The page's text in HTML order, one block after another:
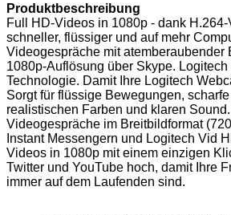
Produktbeschreibung
Full HD-Videos in 1080p - dank
schneller, flüssiger und auf mehr
Videogespräche mit atemberaubender
1080p-Auflösung über Skype.
Technologie. Damit Ihre Logitech
Sorgt für flüssige Bewegungen,
realistischen Farben und klaren
Videogespräche im Breitbildformat
Instant Messengern und Logitech Vid
Videos in 1080p mit einem einzigen
Twitter und YouTube hoch, damit Ihre
immer auf dem Laufenden sind.